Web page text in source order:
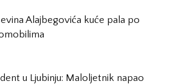
Alajbegovića kuće pala po
u Ljubinju: Maloljetnik napao